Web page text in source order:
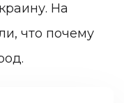
На
что почему